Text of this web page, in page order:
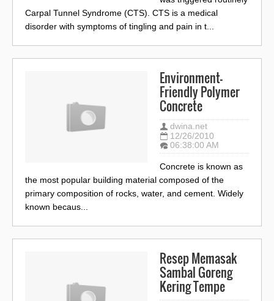
Carpal Tunnel Syndrome (CTS). CTS is a medical
disorder with symptoms of tingling and pain in t...
Environment-
Friendly Polymer
Concrete
dwina.net
12/26/2010
06:38:00 AM
Concrete is known as
the most popular building material composed of the
primary composition of rocks, water, and cement. Widely
known becaus...
Resep Memasak
Sambal Goreng
Kering Tempe